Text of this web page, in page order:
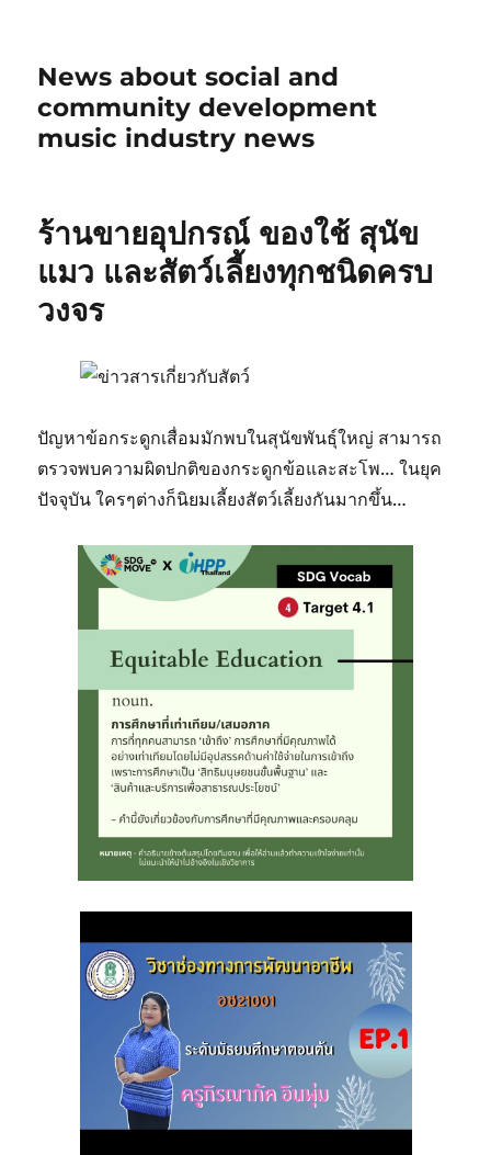
News about social and
community development
music industry news
ร้านขายอุปกรณ์ ของใช้ สุนัข
แมว และสัตว์เลี้ยงทุกชนิดครบ
วงจร
ปัญหาข้อกระดูกเสื่อมมักพบในสุนัขพันธุ์ใหญ่ สามารถ
ตรวจพบความผิดปกติของกระดูกข้อและสะโพ… ในยุค
ปัจจุบัน ใครๆต่างก็นิยมเลี้ยงสัตว์เลี้ยงกันมากขึ้น…